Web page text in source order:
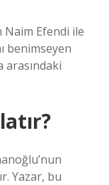
Naim Efendi ile
benimseyen
arasındaki
Yazar, bu